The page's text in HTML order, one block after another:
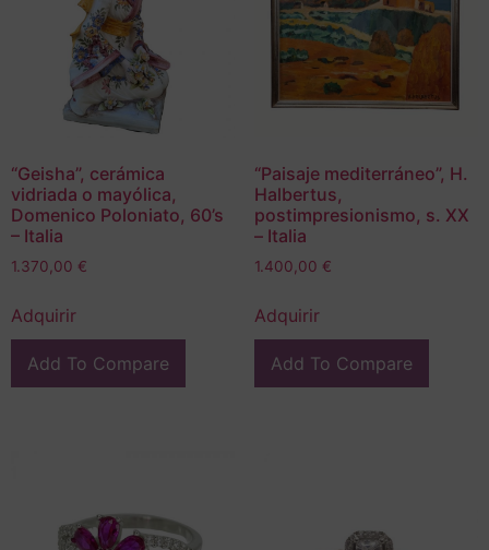
“Geisha”, cerámica
vidriada o mayólica,
Domenico Poloniato, 60’s
– Italia
1.370,00 €
Adquirir
Add To Compare
“Paisaje mediterráneo”, H.
Halbertus,
postimpresionismo, s. XX
– Italia
1.400,00 €
Adquirir
Add To Compare